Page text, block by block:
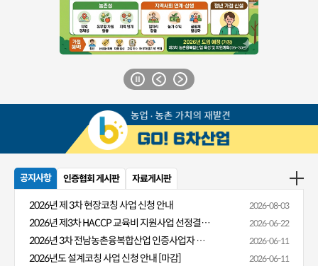
공지사항 인증협회 게시판 자료게시판
2026년 제 3차 현장코칭 사업 신청 안내 2026-08-03
2026년 제3차 HACCP 교육비 지원사업 선정결과 알림 2026-06-22
2026년 3차 전남농촌융복합산업 인증사업자 HACCP 교육비 지원 안내 2026-06-11
2026년도 설계코칭 사업 신청 안내 [마감] 2026-06-11